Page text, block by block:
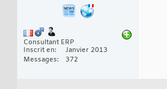
Consultant ERP
Inscrit en
Janvier 2013
Messages
372